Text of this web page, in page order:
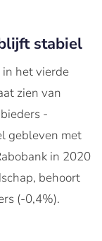
stabiel
het vierde
zien van
-
gebleven met
in 2020
behoort
(-0,4%).